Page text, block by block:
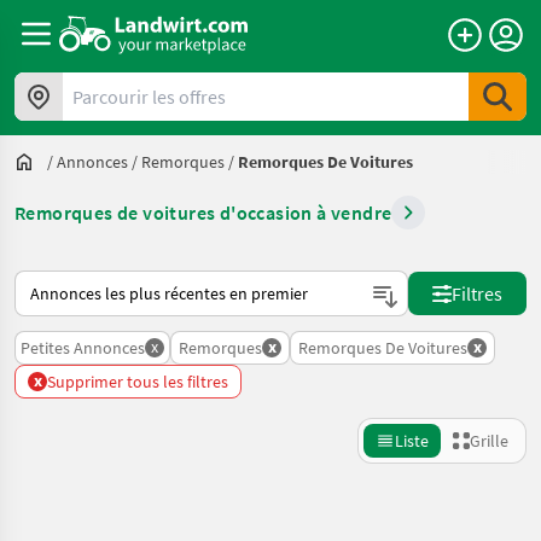
Parcourir les offres
/Annonces / Remorques / Remorques De Voitures
Remorques de voitures d'occasion à vendre
Voici comment les annonces sont triées sur Landwirt.com
Filtres
Petites Annonces x Remorques x Remorques De Voitures x
x Supprimer tous les filtres
Liste Grille